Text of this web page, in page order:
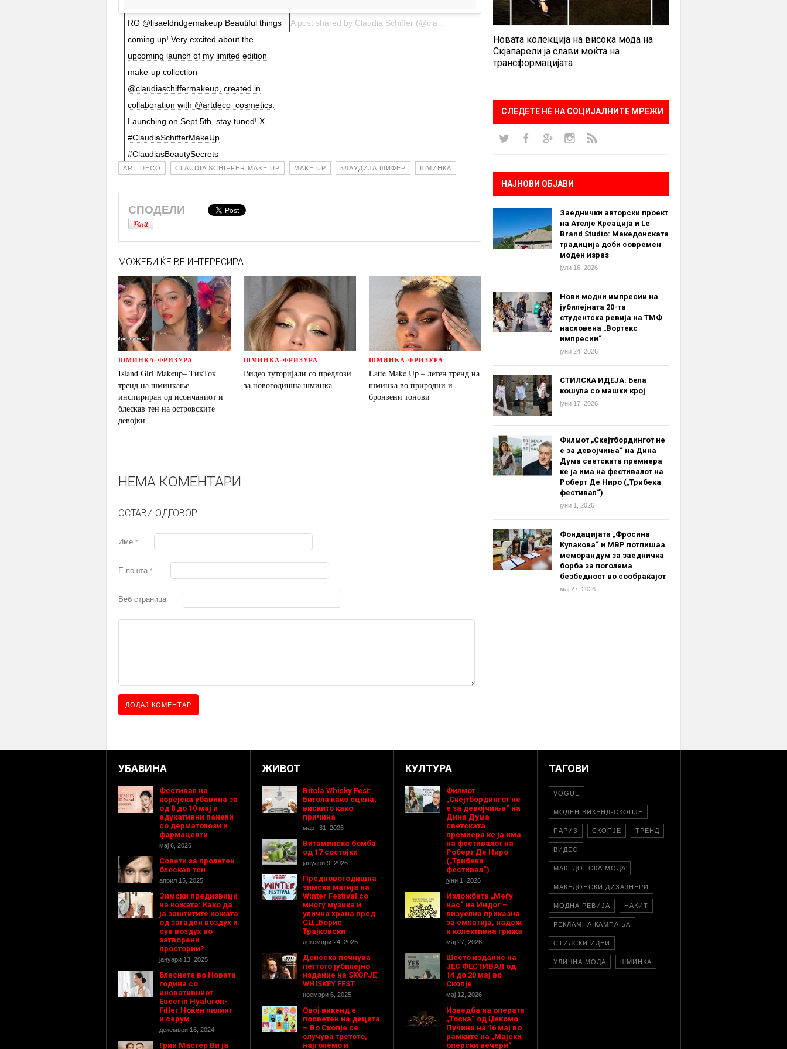
RG @lisaeldridgemakeup Beautiful things
coming up! Very excited about the
upcoming launch of my limited edition
make-up collection
@claudiaschiffermakeup, created in
collaboration with @artdeco_cosmetics.
Launching on Sept 5th, stay tuned! X
#ClaudiaSchifferMakeUp
#ClaudiasBeautySecrets
Aug 12, 2017 at 10:53am PDT
ART DECO CLAUDIA SCHIFFER MAKE UP MAKE UP КЛАУДИЈА ШИФЕР ШМИНКА
СПОДЕЛИ
МОЖЕБИ ЌЕ ВЕ ИНТЕРЕСИРА
ШМИНКА-ФРИЗУРА
Island Girl Makeup– ТикТок
тренд на шминкање
инспириран од исончаниот и
блескав тен на островските
девојки
ШМИНКА-ФРИЗУРА
Видео туторијали со предлози
за новогодишна шминка
ШМИНКА-ФРИЗУРА
Latte Make Up – летен тренд на
шминка во природни и
бронзени тонови
НЕМА КОМЕНТАРИ
ОСТАВИ ОДГОВОР
Име *
Е-пошта *
Веб страница
Новата колекција на висока мода на
Скјапарели ја слави моќта на
трансформацијата
СЛЕДЕТЕ НÈ НА СОЦИЈАЛНИТЕ МРЕЖИ
НАЈНОВИ ОБЈАВИ
Заеднички авторски проект
на Ателје Креација и Le
Brand Studio: Македонската
традиција доби современ
моден израз
јули 16, 2026
Нови модни импресии на
јубилејната 20-та
студентска ревија на ТМФ
насловена „Вортекс
импресии“
јуни 24, 2026
СТИЛСКА ИДЕЈА: Бела
кошула со машки крој
јуни 17, 2026
Филмот „Скејтбордингот не
е за девојчиња“ на Дина
Дума светската премиера
ќе ја има на фестивалот на
Роберт Де Ниро („Трибека
фестивал“)
јуни 1, 2026
Фондацијата „Фросина
Кулакова“ и МВР потпишаа
меморандум за заедничка
борба за поголема
безбедност во сообраќајот
мај 27, 2026
УБАВИНА
Фестивал на
корејска убавина за
од 8 до 10 мај и
едукативни панели
со дерматолози и
фармацевти
мај 6, 2026
Совети за пролетен
блескав тен
април 15, 2025
Зимски предизвици
на кожата: Како да
ја заштитите кожата
од загаден воздух и
сув воздух во
затворени
простории?
јануари 13, 2025
Блеснете во Новата
година со
иновативниот
Eucerin Hyaluron-
Filler Ноќен пилинг
и серум
декември 16, 2024
Грин Мастер Ви ја
ЖИВОТ
Bitola Whisky Fest:
Битола како сцена,
вискито како
причина
март 31, 2026
Витаминска бомба
од 17 состојки
јануари 9, 2026
Предновогодишнa
зимска магија на
Winter Festival со
многу музика и
улична храна пред
СЦ „Борис
Трајковски
декември 24, 2025
Денеска почнува
петтото јубилејно
издание на SKOPJE
WHISKEY FEST
ноември 6, 2025
Овој викенд е
посветен на децата
– Во Скопје се
случува третото,
најголемо и
КУЛТУРА
Филмот
„Скејтбордингот не
е за девојчиња“ на
Дина Дума
светската
премиера ќе ја има
на фестивалот на
Роберт Де Ниро
(„Трибека
фестивал“)
јуни 1, 2026
Изложбата „Меѓу
нас“ на Индог –
визуелна приказна
за емпатија, надеж
и колективна грижа
мај 27, 2026
Шесто издание на
ЈЕС ФЕСТИВАЛ од
14 до 20 мај во
Скопје
мај 12, 2026
Изведба на операта
„Тоска“ од Џакомо
Пучини на 16 мај во
рамките на „Мајски
оперски вечери“
ТАГОВИ
VOGUE
МОДЕН ВИКЕНД-СКОПЈЕ
ПАРИЗ СКОПЈЕ ТРЕНД
ВИДЕО
МАКЕДОНСКА МОДА
МАКЕДОНСКИ ДИЗАЈНЕРИ
МОДНА РЕВИЈА НАКИТ
РЕКЛАМНА КАМПАЊА
СТИЛСКИ ИДЕИ
УЛИЧНА МОДА ШМИНКА